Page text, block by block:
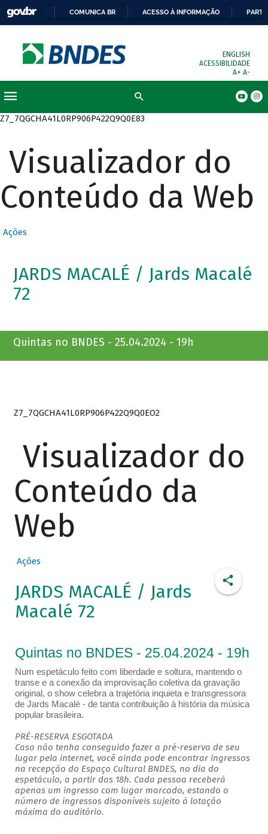
COMUNICA BR ACESSO À INFORMAÇÃO
ENGLISH
ACESSIBILIDADE
A+ A-
Z7_7QGCHA41L0RP906P422Q9Q0E83
Visualizador do
Conteúdo da Web
Ações
JARDS MACALÉ / Jards Macalé
72
Quintas no BNDES - 25.04.2024 - 19h
Z7_7QGCHA41L0RP906P422Q9Q0EO2
Visualizador do
Conteúdo da
Web
Ações
JARDS MACALÉ / Jards
Macalé 72
Quintas no BNDES - 25.04.2024 - 19h
Num espetáculo feito com liberdade e soltura, mantendo o
transe e a conexão da improvisação coletiva da gravação
original, o show celebra a trajetória inquieta e transgressora
de Jards Macalé - de tanta contribuição à história da música
popular brasileira.
PRÉ-RESERVA ESGOTADA
Caso não tenha conseguido fazer a pré-reserva de seu
lugar pela internet, você ainda pode encontrar ingressos
na recepção do Espaço Cultural BNDES, no dia do
espetáculo, a partir das 18h. Cada pessoa receberá
apenas um ingresso com lugar marcado, estando o
número de ingressos disponíveis sujeito à lotação
máxima do auditório.